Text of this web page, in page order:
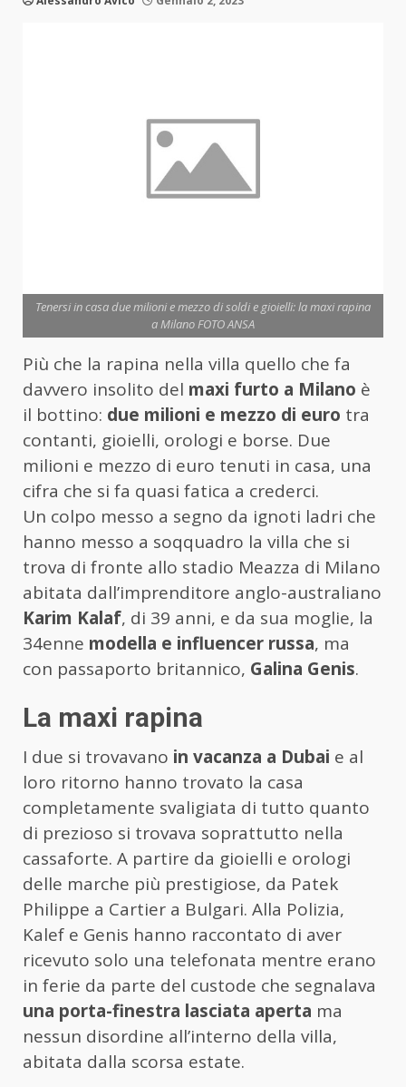
Tenersi in casa due milioni e mezzo di soldi e gioielli: la maxi rapina
a Milano FOTO ANSA
Più che la rapina nella villa quello che fa
davvero insolito del maxi furto a Milano è
il bottino: due milioni e mezzo di euro tra
contanti, gioielli, orologi e borse. Due
milioni e mezzo di euro tenuti in casa, una
cifra che si fa quasi fatica a crederci.
Un colpo messo a segno da ignoti ladri che
hanno messo a soqquadro la villa che si
trova di fronte allo stadio Meazza di Milano
abitata dall’imprenditore anglo-australiano
Karim Kalaf, di 39 anni, e da sua moglie, la
34enne modella e influencer russa, ma
con passaporto britannico, Galina Genis.
La maxi rapina
I due si trovavano in vacanza a Dubai e al
loro ritorno hanno trovato la casa
completamente svaligiata di tutto quanto
di prezioso si trovava soprattutto nella
cassaforte. A partire da gioielli e orologi
delle marche più prestigiose, da Patek
Philippe a Cartier a Bulgari. Alla Polizia,
Kalef e Genis hanno raccontato di aver
ricevuto solo una telefonata mentre erano
in ferie da parte del custode che segnalava
una porta-finestra lasciata aperta ma
nessun disordine all’interno della villa,
abitata dalla scorsa estate.